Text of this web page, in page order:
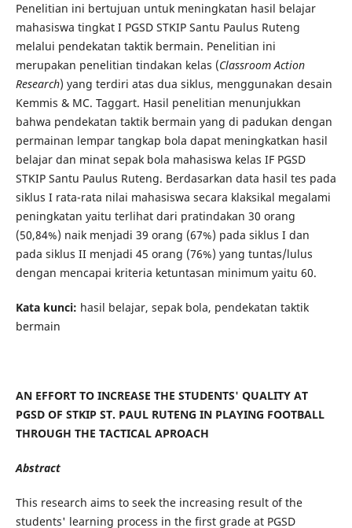
Penelitian ini bertujuan untuk meningkatan hasil belajar
mahasiswa tingkat I PGSD STKIP Santu Paulus Ruteng
melalui pendekatan taktik bermain. Penelitian ini
merupakan penelitian tindakan kelas (Classroom Action
Research) yang terdiri atas dua siklus, menggunakan desain
Kemmis & MC. Taggart. Hasil penelitian menunjukkan
bahwa pendekatan taktik bermain yang di padukan dengan
permainan lempar tangkap bola dapat meningkatkan hasil
belajar dan minat sepak bola mahasiswa kelas IF PGSD
STKIP Santu Paulus Ruteng. Berdasarkan data hasil tes pada
siklus I rata-rata nilai mahasiswa secara klaksikal megalami
peningkatan yaitu terlihat dari pratindakan 30 orang
(50,84%) naik menjadi 39 orang (67%) pada siklus I dan
pada siklus II menjadi 45 orang (76%) yang tuntas/lulus
dengan mencapai kriteria ketuntasan minimum yaitu 60.
Kata kunci: hasil belajar, sepak bola, pendekatan taktik
bermain
AN EFFORT TO INCREASE THE STUDENTS' QUALITY AT
PGSD OF STKIP ST. PAUL RUTENG IN PLAYING FOOTBALL
THROUGH THE TACTICAL APROACH
Abstract
This research aims to seek the increasing result of the
students' learning process in the first grade at PGSD